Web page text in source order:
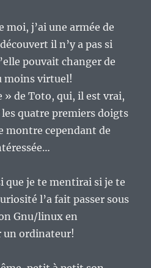
moi, j’ai une armée de
il n’y a pas si
pouvait changer de
moins virtuel!
» de Toto, qui, il est vrai,
les quatre premiers doigts
montre cependant de
que je te mentirai si je te
l’a fait passer sous
Gnu/linux en
un ordinateur!